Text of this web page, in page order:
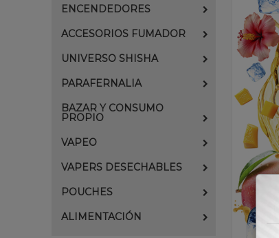
ENCENDEDORES
ACCESORIOS FUMADOR
UNIVERSO SHISHA
PARAFERNALIA
BAZAR Y CONSUMO
PROPIO
VAPEO
VAPERS DESECHABLES
POUCHES
ALIMENTACIÓN